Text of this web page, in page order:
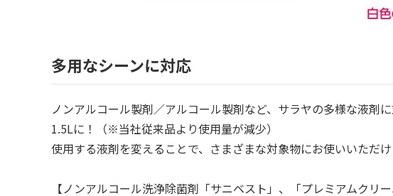
多用なシーンに対応
ノンアルコール製剤／アルコール製剤など、サラヤの多様な液剤に
1.5Lに！（※当社従来品より使用量が減少）
使用する液剤を変えることで、さまざまな対象物にお使いいただけ
【ノンアルコール洗浄除菌剤「サニベスト」、「プレミアムクリ